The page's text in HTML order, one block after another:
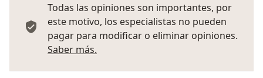
Todas las opiniones son importantes, por
este motivo, los especialistas no pueden
pagar para modificar o eliminar opiniones.
Saber más.